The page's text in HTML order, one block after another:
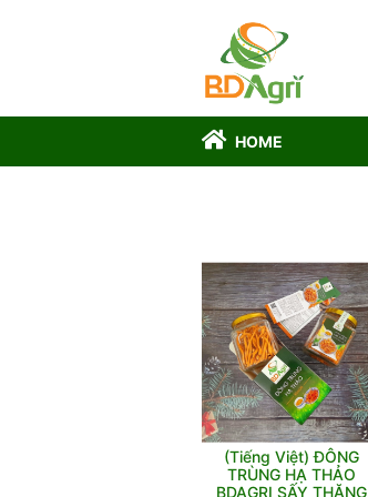
HOME
(Tiếng Việt) ĐÔNG
TRÙNG HẠ THẢO
BDAGRI SẤY THĂNG